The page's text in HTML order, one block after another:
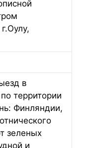
в
территории
Финляндии,
зеленых
и